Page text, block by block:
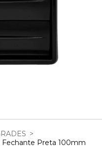
>
Fechante Preta 100mm